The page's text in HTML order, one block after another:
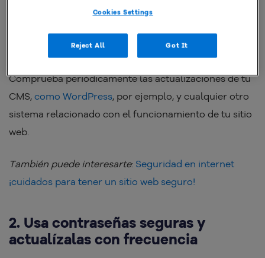
privacidad frente a los hackers. Incluso si estas
las pospongas.
Comprueba periódicamente las actualizaciones de tu
CMS, como WordPress, por ejemplo, y cualquier otro
sistema relacionado con el funcionamiento de tu sitio
web.
También puede interesarte: Seguridad en internet
¡cuidados para tener un sitio web seguro!
2. Usa contraseñas seguras y
actualízalas con frecuencia
Cookies Settings
Reject All Got It